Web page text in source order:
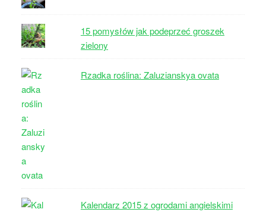
15 pomysłów jak podeprzeć groszek
zielony
Rzadka roślina: Zaluzianskya ovata
Kalendarz 2015 z ogrodami angielskimi